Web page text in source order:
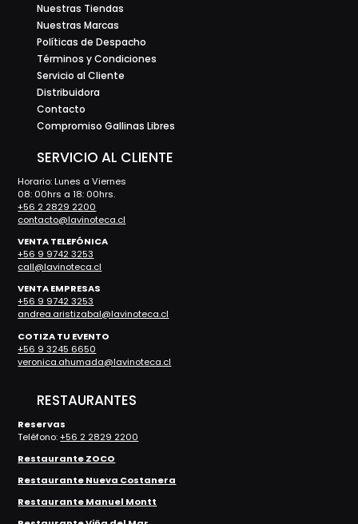
Nuestras Tiendas
Nuestras Marcas
Políticas de Despacho
Términos y Condiciones
Servicio al Cliente
Distribuidora
Contacto
Compromiso Gallinas Libres
SERVICIO AL CLIENTE
Horario: Lunes a Viernes
08: 00hrs a 18: 00hrs.
+56 2 2829 2200
contacto@lavinoteca.cl
VENTA TELEFÓNICA
+56 9 9742 3253
call@lavinoteca.cl
VENTA EMPRESAS
+56 9 9742 3253
andrea.aristizabal@lavinoteca.cl
COTIZA TU EVENTO
+56 9 3245 6650
veronica.ahumada@lavinoteca.cl
RESTAURANTES
Reservas
Teléfono:+56 2 2829 2200
Restaurante ZOCO
Restaurante Nueva Costanera
Restaurante Manuel Montt